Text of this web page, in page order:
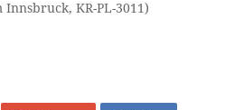
KR-PL-3011)